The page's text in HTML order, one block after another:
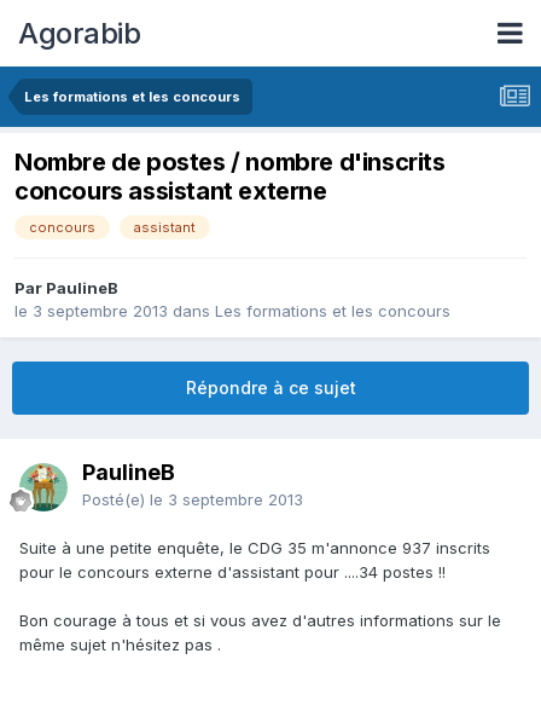
Agorabib
Les formations et les concours
Nombre de postes / nombre d'inscrits
concours assistant externe
concours assistant
Par PaulineB
le 3 septembre 2013 dans Les formations et les concours
Répondre à ce sujet
PaulineB
Posté(e) le 3 septembre 2013
Suite à une petite enquête, le CDG 35 m'annonce 937 inscrits
pour le concours externe d'assistant pour ....34 postes !!
Bon courage à tous et si vous avez d'autres informations sur le
même sujet n'hésitez pas .